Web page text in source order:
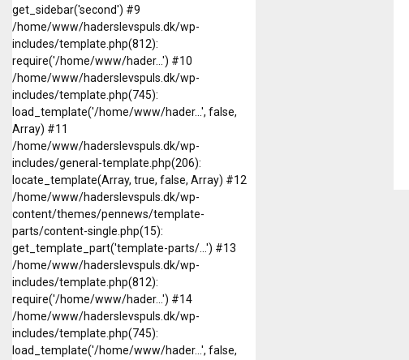
get_sidebar('second') #9
/home/www/haderslevspuls.dk/wp-
includes/template.php(812):
require('/home/www/hader...') #10
/home/www/haderslevspuls.dk/wp-
includes/template.php(745):
load_template('/home/www/hader...', false,
Array) #11
/home/www/haderslevspuls.dk/wp-
includes/general-template.php(206):
locate_template(Array, true, false, Array) #12
/home/www/haderslevspuls.dk/wp-
content/themes/pennews/template-
parts/content-single.php(15):
get_template_part('template-parts/...') #13
/home/www/haderslevspuls.dk/wp-
includes/template.php(812):
require('/home/www/hader...') #14
/home/www/haderslevspuls.dk/wp-
includes/template.php(745):
load_template('/home/www/hader...', false,